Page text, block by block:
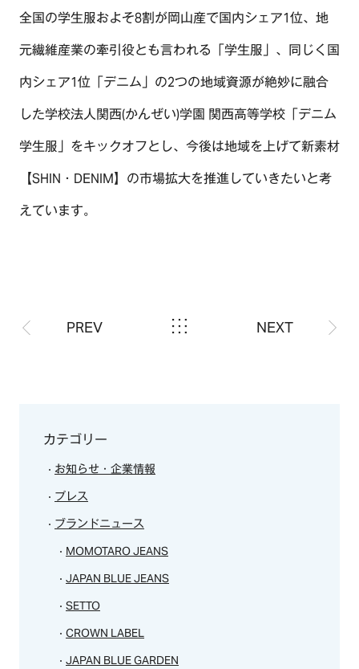
全国の学生服およそ8割が岡山産で国内シェア1位、地
元繊維産業の牽引役とも言われる「学生服」、同じく国
内シェア1位「デニム」の2つの地域資源が絶妙に融合
した学校法人関西(かんぜい)学園 関西高等学校「デニム
学生服」をキックオフとし、今後は地域を上げて新素材
【SHIN・DENIM】の市場拡大を推進していきたいと考
えています。
PREV NEXT
カテゴリー
お知らせ・企業情報
プレス
ブランドニュース
MOMOTARO JEANS
JAPAN BLUE JEANS
SETTO
CROWN LABEL
JAPAN BLUE GARDEN